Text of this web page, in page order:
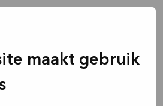
maakt gebruik